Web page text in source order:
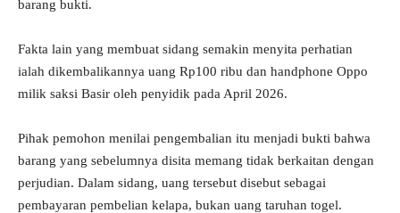
barang bukti.
Fakta lain yang membuat sidang semakin menyita perhatian
ialah dikembalikannya uang Rp100 ribu dan handphone Oppo
milik saksi Basir oleh penyidik pada April 2026.
Pihak pemohon menilai pengembalian itu menjadi bukti bahwa
barang yang sebelumnya disita memang tidak berkaitan dengan
perjudian. Dalam sidang, uang tersebut disebut sebagai
pembayaran pembelian kelapa, bukan uang taruhan togel.